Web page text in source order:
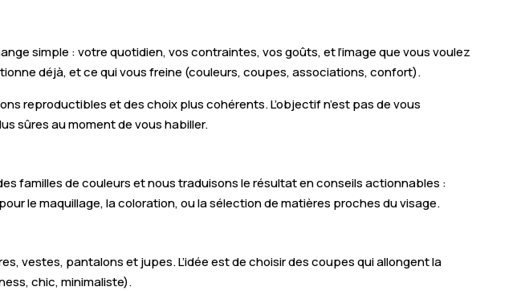
simple : votre quotidien, vos contraintes, vos goûts, et l’image que vous voulez
déjà, et ce qui vous freine (couleurs, coupes, associations, confort).
reproductibles et des choix plus cohérents. L’objectif n’est pas de vous
sûres au moment de vous habiller.
familles de couleurs et nous traduisons le résultat en conseils actionnables :
le maquillage, la coloration, ou la sélection de matières proches du visage.
vestes, pantalons et jupes. L’idée est de choisir des coupes qui allongent la
chic, minimaliste).